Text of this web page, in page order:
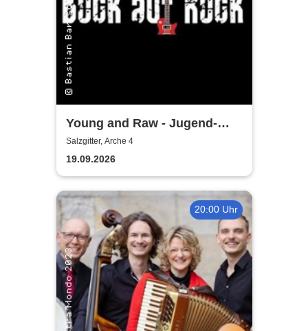
Young and Raw - Jugend-
Konzert
Salzgitter, Arche 4
19.09.2026
20:00 Uhr